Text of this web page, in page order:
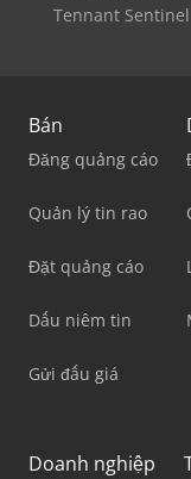
Tennant Sentinel
Bán
Đăng quảng cáo
Quản lý tin rao
Đặt quảng cáo
Dấu niêm tin
Gửi đấu giá
Doanh nghiệp